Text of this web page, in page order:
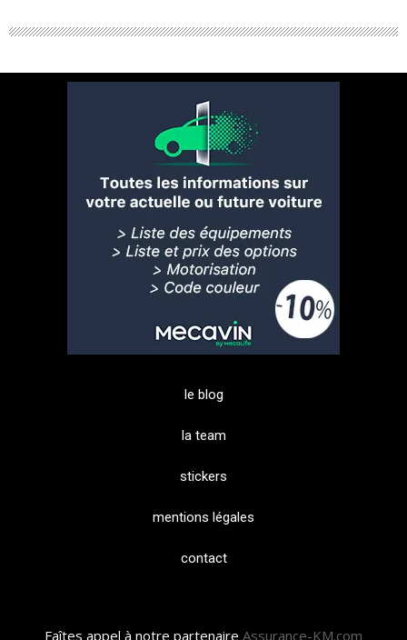
le blog
la team
stickers
mentions légales
contact
Faîtes appel à notre partenaire Assurance-KM.com